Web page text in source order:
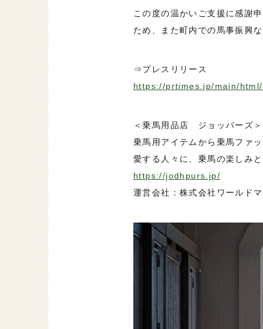
この度の温かいご支援に感謝
ため、また町内での馬事振興
⇒プレスリリース
https://prtimes.jp/main/
＜乗馬用品店 ジョッパーズ＞
乗馬用アイテムから乗馬ファ
愛する人々に、乗馬の楽しみ
https://jodhpurs.jp/
運営会社：株式会社ワールド